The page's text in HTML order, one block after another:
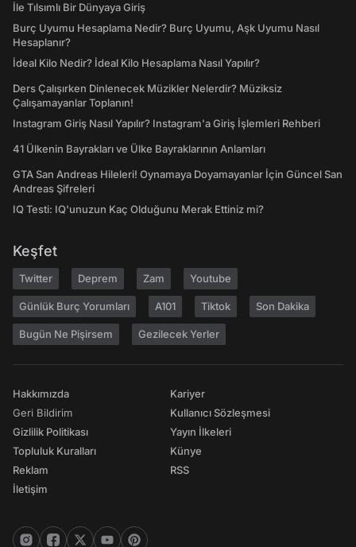
İle Tılsımlı Bir Dünyaya Giriş
Burç Uyumu Hesaplama Nedir? Burç Uyumu, Aşk Uyumu Nasıl
Hesaplanır?
İdeal Kilo Nedir? İdeal Kilo Hesaplama Nasıl Yapılır?
Ders Çalışırken Dinlenecek Müzikler Nelerdir? Müziksiz
Çalışamayanlar Toplanın!
Instagram Giriş Nasıl Yapılır? Instagram'a Giriş İşlemleri Rehberi
41 Ülkenin Bayrakları ve Ülke Bayraklarının Anlamları
GTA San Andreas Hileleri! Oynamaya Doyamayanlar İçin Güncel San
Andreas Şifreleri
IQ Testi: IQ'unuzun Kaç Olduğunu Merak Ettiniz mi?
Keşfet
Twitter Deprem Zam Youtube
Günlük Burç Yorumları A101 Tiktok Son Dakika
Bugün Ne Pişirsem Gezilecek Yerler
Hakkımızda
Geri Bildirim
Gizlilik Politikası
Topluluk Kuralları
Reklam
İletişim
Kariyer
Kullanıcı Sözleşmesi
Yayın İlkeleri
Künye
RSS